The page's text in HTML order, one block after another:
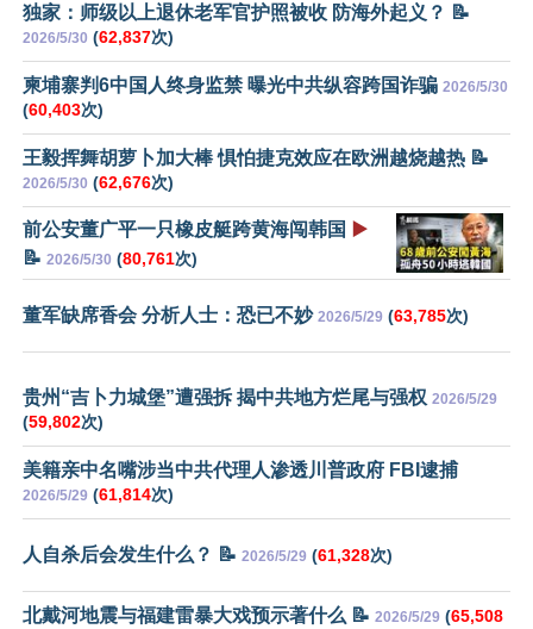
独家：师级以上退休老军官护照被收 防海外起义？ 📝
2026/5/30 (62,837次)
柬埔寨判6中国人终身监禁 曝光中共纵容跨国诈骗 2026/5/30
(60,403次)
王毅挥舞胡萝卜加大棒 惧怕捷克效应在欧洲越烧越热 📝
2026/5/30 (62,676次)
前公安董广平一只橡皮艇跨黄海闯韩国 ▶️
📝 2026/5/30 (80,761次)
董军缺席香会 分析人士：恐已不妙 2026/5/29 (63,785次)
贵州“吉卜力城堡”遭强拆 揭中共地方烂尾与强权 2026/5/29
(59,802次)
美籍亲中名嘴涉当中共代理人渗透川普政府 FBI逮捕
2026/5/29 (61,814次)
人自杀后会发生什么？ 📝 2026/5/29 (61,328次)
北戴河地震与福建雷暴大戏预示著什么 📝 2026/5/29 (65,508